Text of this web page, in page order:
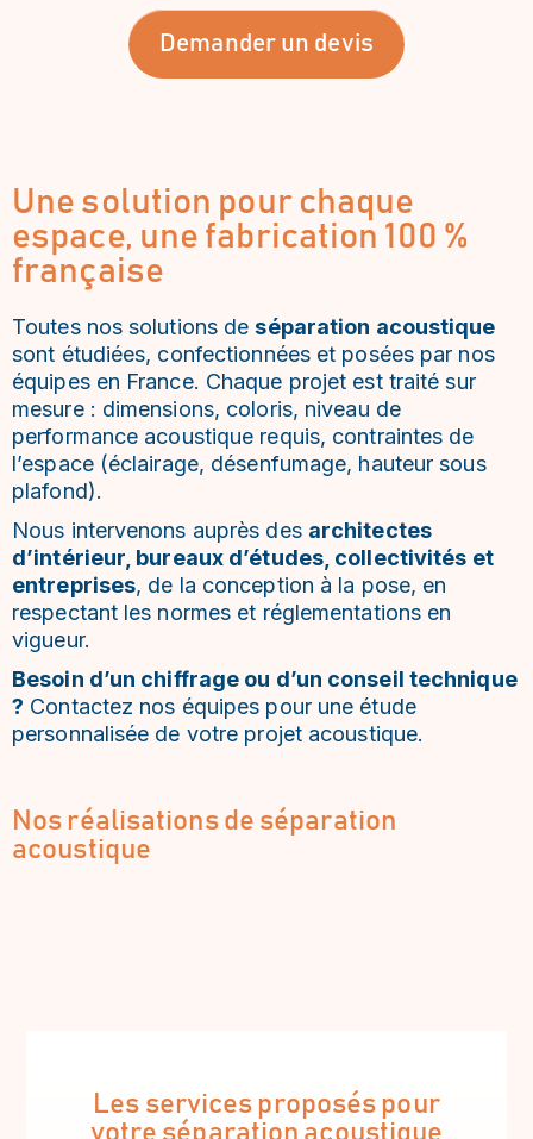
Demander un devis
Une solution pour chaque
espace, une fabrication 100 %
française
Toutes nos solutions deséparation acoustique
sont étudiées, confectionnées et posées par nos
équipes en France. Chaque projet est traité sur
mesure : dimensions, coloris, niveau de
performance acoustique requis, contraintes de
l’espace (éclairage, désenfumage, hauteur sous
plafond).
Nous intervenons auprès des architectes
d’intérieur, bureaux d’études, collectivités et
entreprises, de la conception à la pose, en
respectant les normes et réglementations en
vigueur.
Besoin d’un chiffrage ou d’un conseil technique
? Contactez nos équipes pour une étude
personnalisée de votre projet acoustique.
Nos réalisations de séparation
acoustique
Les services proposés pour
votre séparation acoustique